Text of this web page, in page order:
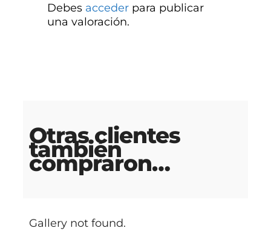
Debes acceder para publicar
una valoración.
Otras clientes
también
compraron…
Gallery not found.